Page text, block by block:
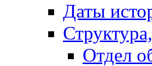
Даты
Отдел